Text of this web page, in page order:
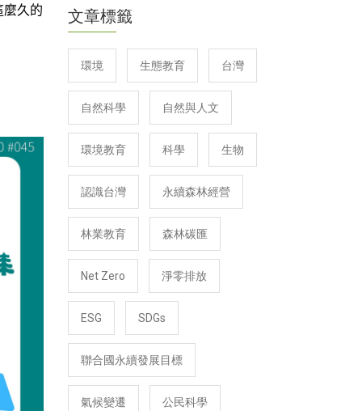
久的 文章標籤
環境 生態教育 台灣
自然科學 自然與人文
環境教育 科學 生物
認識台灣 永續森林經營
林業教育 森林碳匯
Net Zero 淨零排放
ESG SDGs
聯合國永續發展目標
氣候變遷 公民科學